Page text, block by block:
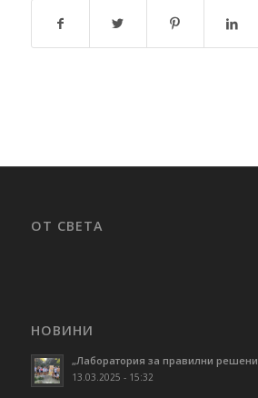
ОТ СВЕТА
НОВИНИ
„Лаборатория за правилни
13.03.2025 - 15:32